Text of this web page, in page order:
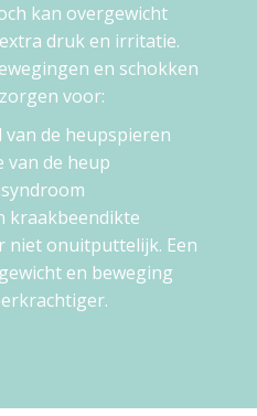
kan overgewicht
druk en irritatie.
en schokken
voor:
de heupspieren
van de heup
kraakbeendikte
niet onuitputtelijk. Een
en beweging